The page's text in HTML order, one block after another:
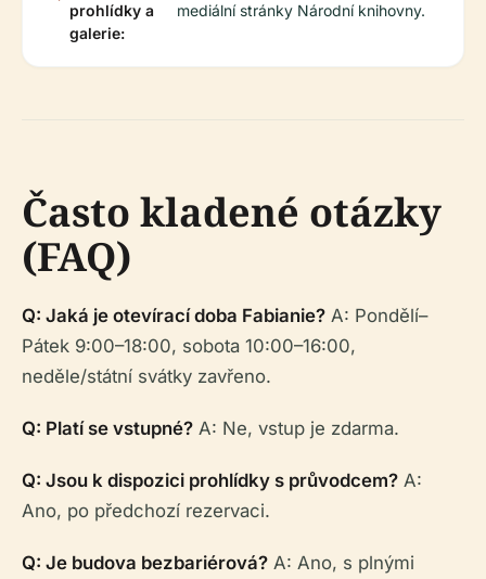
prohlídky a
galerie:
mediální stránky Národní knihovny.
Často kladené otázky
(FAQ)
Q: Jaká je otevírací doba Fabianie? A: Pondělí–
Pátek 9:00–18:00, sobota 10:00–16:00,
neděle/státní svátky zavřeno.
Q: Platí se vstupné? A: Ne, vstup je zdarma.
Q: Jsou k dispozici prohlídky s průvodcem? A:
Ano, po předchozí rezervaci.
Q: Je budova bezbariérová? A: Ano, s plnými